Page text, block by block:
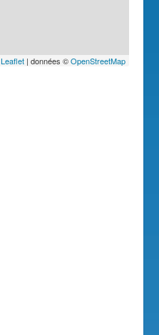
Leaflet| données ©OpenStreetMap